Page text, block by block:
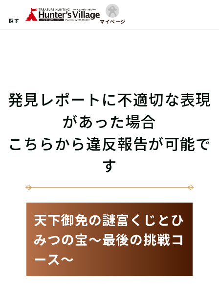
探す マイページ
発見レポートに不適切な表現
があった場合
こちらから違反報告が可能で
す
天下御免の謎富くじとひ
みつの宝〜最後の挑戦コ
ース〜